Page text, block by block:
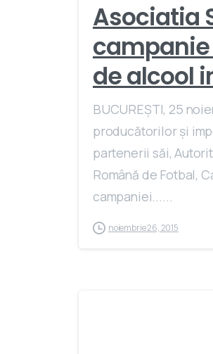
Asociatia
de alcool
BUCUREŞTI, 25
producătorilor și
partenerii săi,
Română de Fotbal,
campaniei......
noiembrie 26, 2015